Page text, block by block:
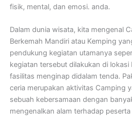
fisik, mental, dan emosi. anda.
Dalam dunia wisata, kita mengenal
Berkemah Mandiri atau Kemping
pendukung kegiatan utamanya
kegiatan tersebut dilakukan di lokasi
fasilitas menginap didalam tenda.
ceria merupakan aktivitas Camping
sebuah kebersamaan dengan
mengenalkan alam terhadap